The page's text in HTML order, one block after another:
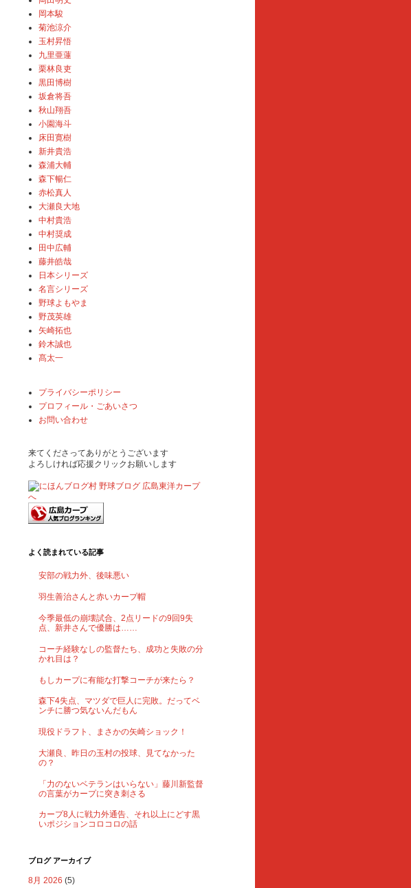
岡本駿
菊池涼介
玉村昇悟
九里亜蓮
栗林良吏
黒田博樹
坂倉将吾
秋山翔吾
小園海斗
床田寛樹
新井貴浩
森浦大輔
森下暢仁
赤松真人
大瀬良大地
中村貴浩
中村奨成
田中広輔
藤井皓哉
日本シリーズ
名言シリーズ
野球よもやま
野茂英雄
矢崎拓也
鈴木誠也
髙太一
プライバシーポリシー
プロフィール・ごあいさつ
お問い合わせ
来てくださってありがとうございます
よろしければ応援クリックお願いします
よく読まれている記事
安部の戦力外、後味悪い
羽生善治さんと赤いカープ帽
今季最低の崩壊試合、2点リードの9回9失
点、新井さんで優勝は……
コーチ経験なしの監督たち、成功と失敗の分
かれ目は？
もしカープに有能な打撃コーチが来たら？
森下4失点、マツダで巨人に完敗。だってベ
ンチに勝つ気ないんだもん
現役ドラフト、まさかの矢崎ショック！
大瀬良、昨日の玉村の投球、見てなかった
の？
「力のないベテランはいらない」藤川新監督
の言葉がカープに突き刺さる
カープ8人に戦力外通告、それ以上にどす黒
いポジションコロコロの話
ブログ アーカイブ
8月 2026 (5)